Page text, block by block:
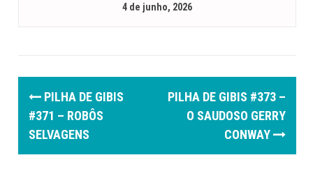
4 de junho, 2026
P
PILHA DE GIBIS
#371 – ROBÔS
SELVAGENS
PILHA DE GIBIS #373 –
O SAUDOSO GERRY
CONWAY